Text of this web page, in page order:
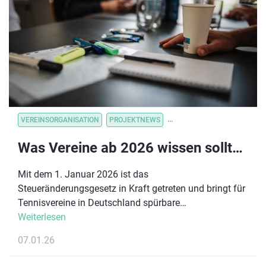
der Kassenbon wird einfach auf der Aktionsseite
hochgeladen und dem entsprechenden Verein
gutgeschrieben.
VEREINSORGANISATION PROJEKTNEWS VEREINSORGANISATION
Was Vereine ab 2026 wissen sollten: Die Vorteile des Steueränderungsgesetzes
Mit dem 1. Januar 2026 ist das
Steueränderungsgesetz in Kraft getreten und bringt für
Tennisvereine in Deutschland spürbare
Erleichterungen. Ziel der Reform ist es, Vereine
und neue finanzielle Spielräume zu eröffnen.
Weiterlesen
07.01.26